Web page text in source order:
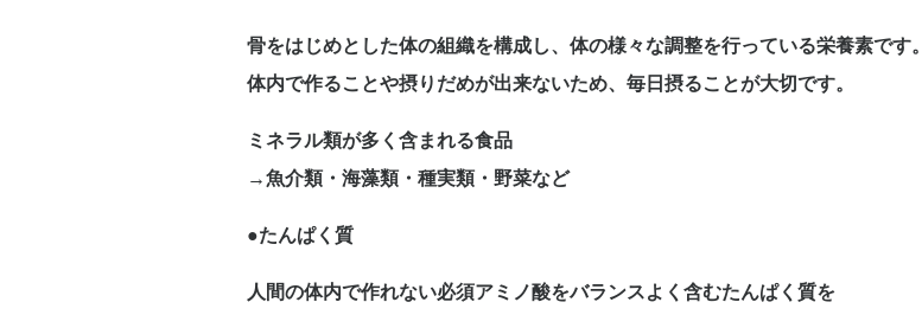
骨をはじめとした体の組織を構成し、体の様々な調整を行っている栄養素です。
体内で作ることや摂りだめが出来ないため、毎日摂ることが大切です。
ミネラル類が多く含まれる食品
→魚介類・海藻類・種実類・野菜など
●たんぱく質
人間の体内で作れない必須アミノ酸をバランスよく含むたんぱく質を